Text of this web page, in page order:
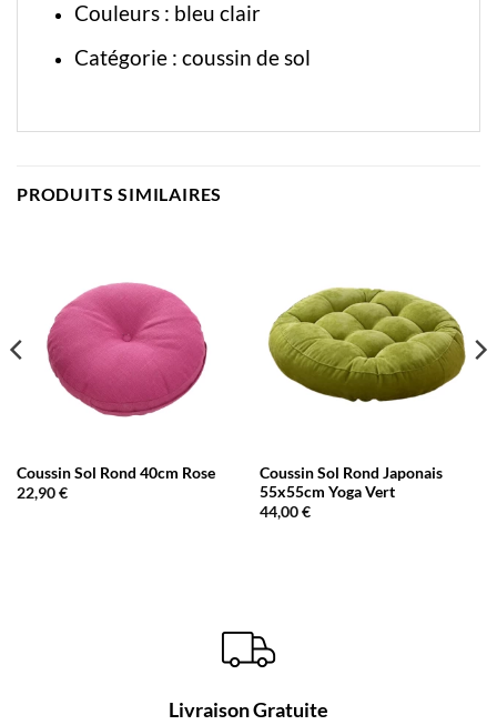
Couleurs : bleu clair
Catégorie : coussin de sol
PRODUITS SIMILAIRES
Coussin Sol Rond 40cm Rose
22,90€
Coussin Sol Rond Japonais
55x55cm Yoga Vert
44,00€
Livraison Gratuite